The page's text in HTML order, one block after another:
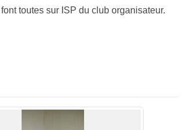
toutes sur ISP du club organisateur.